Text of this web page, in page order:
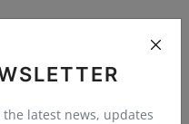
latest news, updates